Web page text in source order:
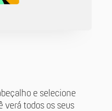
e selecione
verá todos os seus